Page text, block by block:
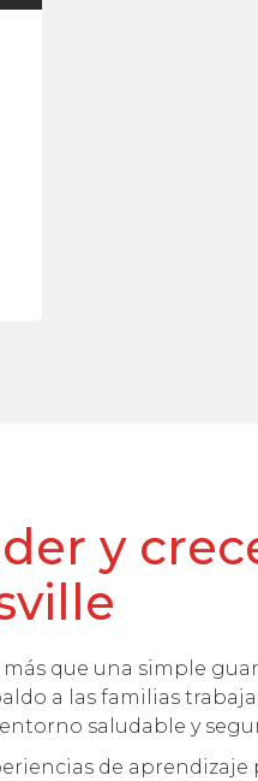
y
que una simple
a las familias
saludable y
de